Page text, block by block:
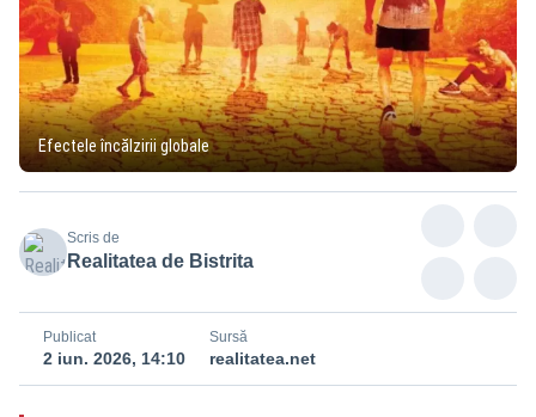
Efectele încălzirii globale
Scris de
Realitatea de Bistrita
Publicat
2 iun. 2026, 14:10
Sursă
realitatea.net